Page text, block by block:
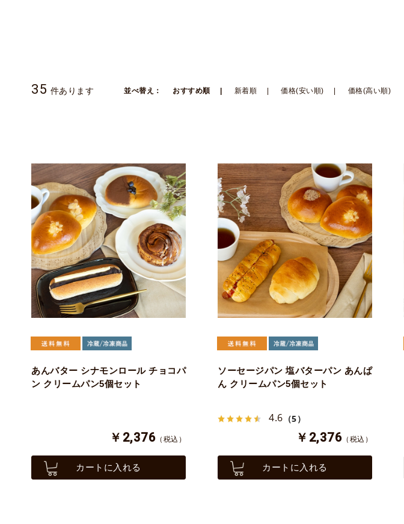
35 件あります 並べ替え： おすすめ順 新着順 価格(安い順) 価格(高い順)
あんバター シナモンロール チョコパ
ン クリームパン5個セット
￥2,376 （税込）
カートに入れる
ソーセージパン 塩バターパン あんぱ
ん クリームパン5個セット
4.6 （5）
￥2,376 （税込）
カートに入れる